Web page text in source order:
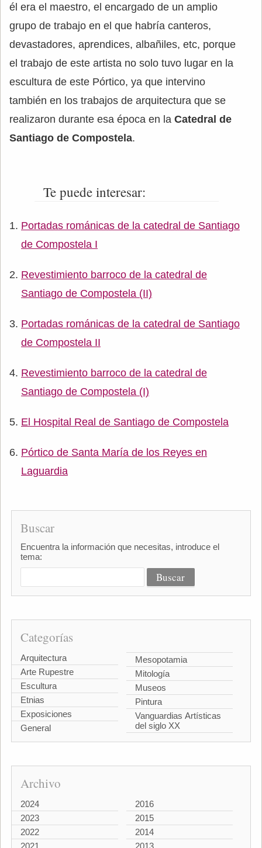
él era el maestro, el encargado de un amplio
grupo de trabajo en el que habría canteros,
devastadores, aprendices, albañiles, etc, porque
el trabajo de este artista no solo tuvo lugar en la
escultura de este Pórtico, ya que intervino
también en los trabajos de arquitectura que se
realizaron durante esa época en la Catedral de
Santiago de Compostela.
Te puede interesar:
Portadas románicas de la catedral de Santiago
de Compostela I
Revestimiento barroco de la catedral de
Santiago de Compostela (II)
Portadas románicas de la catedral de Santiago
de Compostela II
Revestimiento barroco de la catedral de
Santiago de Compostela (I)
El Hospital Real de Santiago de Compostela
Pórtico de Santa María de los Reyes en
Laguardia
Buscar
Encuentra la información que necesitas, introduce el
tema:
Categorías
Arquitectura
Arte Rupestre
Escultura
Etnias
Exposiciones
General
Mesopotamia
Mitología
Museos
Pintura
Vanguardias Artísticas
del siglo XX
Archivo
2024
2023
2022
2016
2015
2014